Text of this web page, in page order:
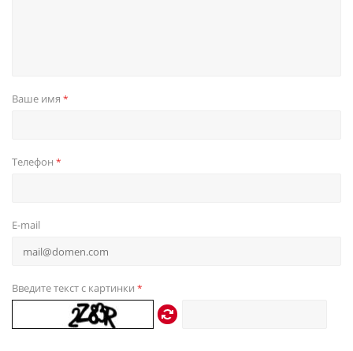
Ваше имя *
Телефон *
E-mail
Введите текст с картинки *